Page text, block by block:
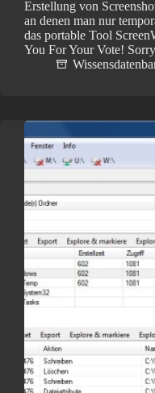
Erstellung von
an denen man nur
das portable Tool
You For Your Vote!